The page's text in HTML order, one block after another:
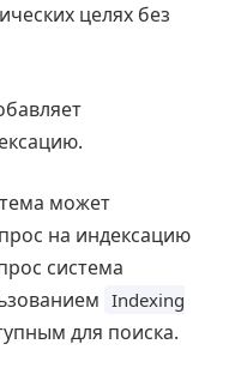
целях без
может
на индексацию
система
Indexing
для поиска.